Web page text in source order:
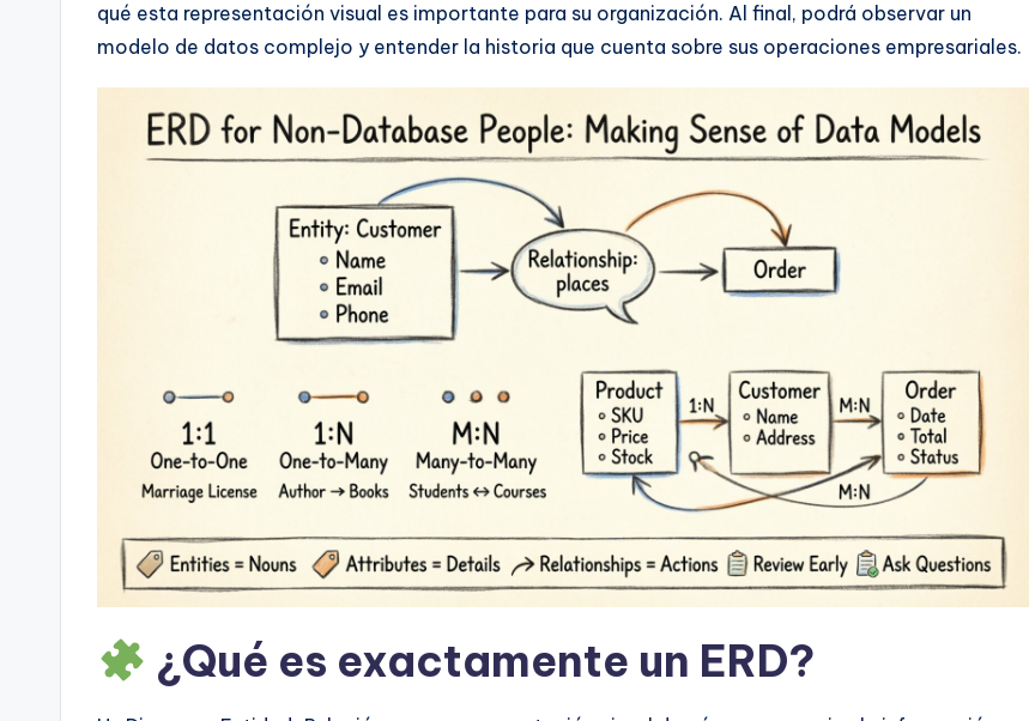
qué esta representación visual es importante para su organización. Al final, podrá observar un
modelo de datos complejo y entender la historia que cuenta sobre sus operaciones empresariales.
¿Qué es exactamente un ERD?